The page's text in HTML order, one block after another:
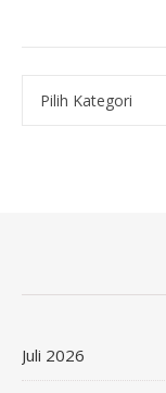
Juli 2026